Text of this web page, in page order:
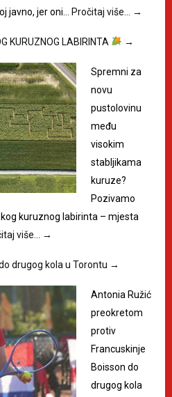
javno, jer oni…
Pročitaj više… →
KURUZNOG LABIRINTA →
Spremni za
novu
pustolovinu
među
visokim
stabljikama
kuruze?
Pozivamo
kuruznog labirinta – mjesta
više… →
drugog kola u Torontu →
Antonia Ružić
preokretom
protiv
Francuskinje
Boisson do
drugog kola